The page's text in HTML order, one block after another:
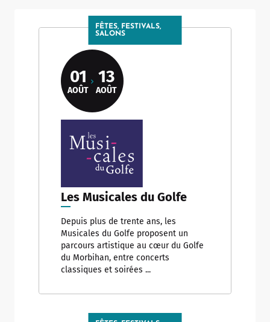
FÊTES, FESTIVALS,
SALONS
01
AOÛT
13
AOÛT
Les Musicales du Golfe
Depuis plus de trente ans, les
Musicales du Golfe proposent un
parcours artistique au cœur du Golfe
du Morbihan, entre concerts
classiques et soirées ...